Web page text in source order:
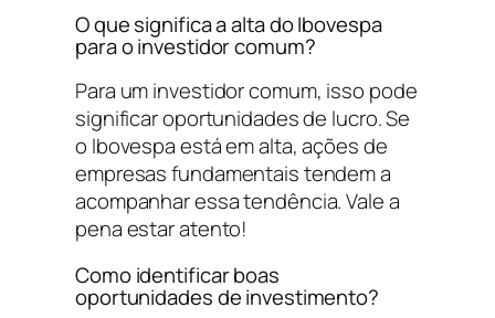
O que significa a alta do Ibovespa
para o investidor comum?
Para um investidor comum, isso pode
significar oportunidades de lucro. Se
o Ibovespa está em alta, ações de
empresas fundamentais tendem a
acompanhar essa tendência. Vale a
pena estar atento!
Como identificar boas
oportunidades de investimento?